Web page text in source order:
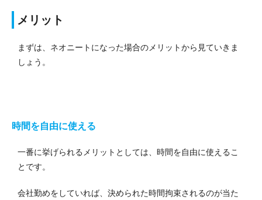
メリット
まずは、ネオニートになった場合のメリットから見ていきま
しょう。
時間を自由に使える
一番に挙げられるメリットとしては、時間を自由に使えるこ
とです。
会社勤めをしていれば、決められた時間拘束されるのが当た